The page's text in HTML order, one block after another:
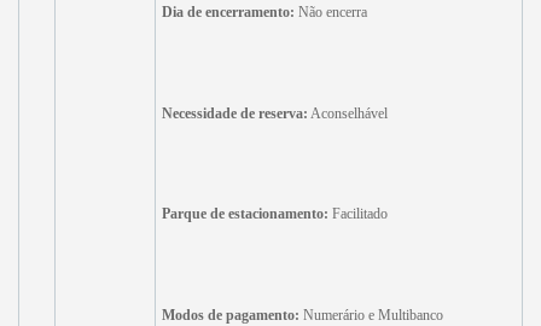
Dia de encerramento: Não encerra
Necessidade de reserva: Aconselhável
Parque de estacionamento: Facilitado
Modos de pagamento: Numerário e Multibanco